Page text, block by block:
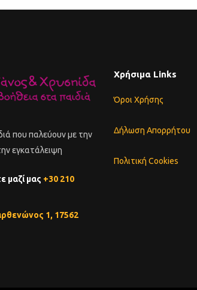
που παλεύουν με την
εγκατάλειψη
μαζί μας +30 210
1, 17562
Χρήσιμα Links
Όροι Χρήσης
Δήλωση Απορρήτου
Πολιτική Cookies